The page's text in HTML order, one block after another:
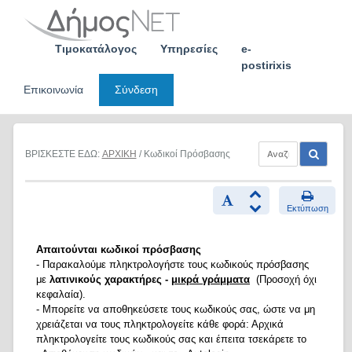
Τιμοκατάλογος Υπηρεσίες
e-
postirixis
Επικοινωνία
Σύνδεση
ΒΡΙΣΚΕΣΤΕ ΕΔΩ: ΑΡΧΙΚΗ / Κωδικοί Πρόσβασης
Εκτύπωση
Απαιτούνται κωδικοί πρόσβασης
- Παρακαλούμε πληκτρολογήστε τους κωδικούς πρόσβασης
με λατινικούς χαρακτήρες - μικρά γράμματα (Προσοχή όχι
κεφαλαία).
- Μπορείτε να αποθηκεύσετε τους κωδικούς σας, ώστε να μη
χρειάζεται να τους πληκτρολογείτε κάθε φορά: Αρχικά
πληκτρολογείτε τους κωδικούς σας και έπειτα τσεκάρετε το